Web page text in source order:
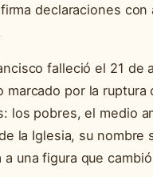
declaraciones
falleció el 21
marcado por la
los pobres, el medio
la Iglesia, su
a una figura que